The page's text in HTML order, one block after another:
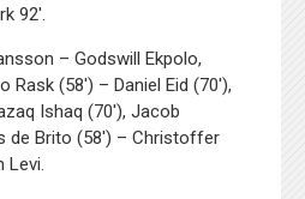
92′.
– Godswill Ekpolo,
Rask (58′) – Daniel Eid (70′),
Ishaq (70′), Jacob
de Brito (58′) – Christoffer